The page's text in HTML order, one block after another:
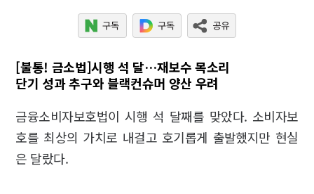
[불통! 금소법]시행 석 달…재보수 목소리
단기 성과 추구와 블랙컨슈머 양산 우려
금융소비자보호법이 시행 석 달째를 맞았다. 소비자보
호를 최상의 가치로 내걸고 호기롭게 출발했지만 현실
은 달랐다.